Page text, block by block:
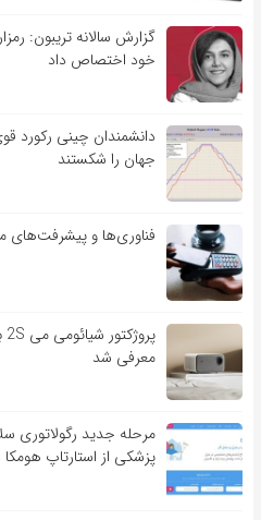
گزارش سالانه تریبون:
خود اختصاص داد
دانشمندان چینی رکورد
جهان را شکستند
فناوری‌ها و
معرفی شد
مرحله جدید رگولاتوری
پزشکی از استارتاپ